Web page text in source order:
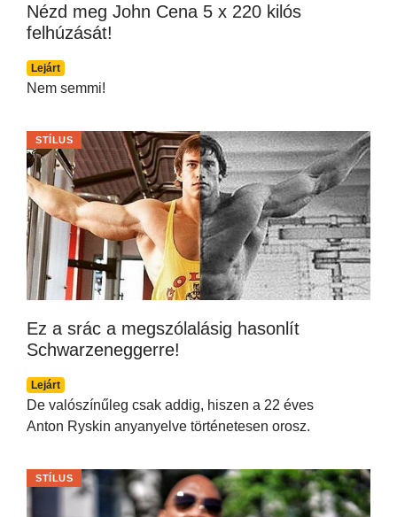
Nézd meg John Cena 5 x 220 kilós
felhúzását!
Lejárt
Nem semmi!
Ez a srác a megszólalásig hasonlít
Schwarzeneggerre!
Lejárt
STÍLUS
De valószínűleg csak addig, hiszen a 22 éves
Anton Ryskin anyanyelve történetesen orosz.
STÍLUS